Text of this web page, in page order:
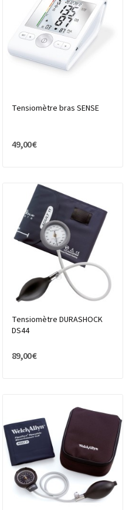
Tensiomètre bras SENSE
49,00 €
Tensiomètre DURASHOCK
DS44
89,00 €